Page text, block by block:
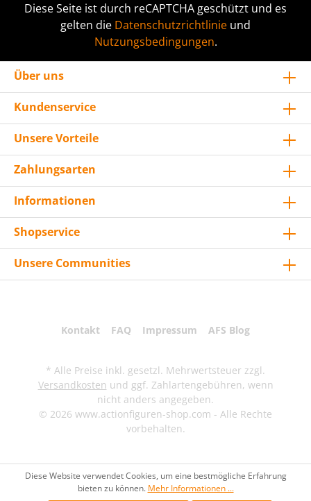
Diese Seite ist durch reCAPTCHA geschützt und es
gelten die Datenschutzrichtlinie und
Nutzungsbedingungen.
Über uns
Kundenservice
Unsere Vorteile
Zahlungsarten
Informationen
Shopservice
Unsere Communities
Kontakt FAQ Impressum AFS Blog
* Alle Preise inkl. gesetzl. Mehrwertsteuer zzgl.
Versandkosten und ggf. Zahlartengebühren, wenn
nicht anders angegeben.
© 2026 www.actionfiguren-shop.com - Alle Rechte
vorbehalten.
Diese Website verwendet Cookies, um eine bestmögliche Erfahrung
bieten zu können. Mehr Informationen ...